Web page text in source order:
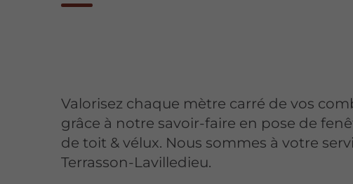
Valorisez chaque mètre carré de vos
grâce à notre savoir-faire en pose de
de toit & vélux. Nous sommes à votre
Terrasson-Lavilledieu.